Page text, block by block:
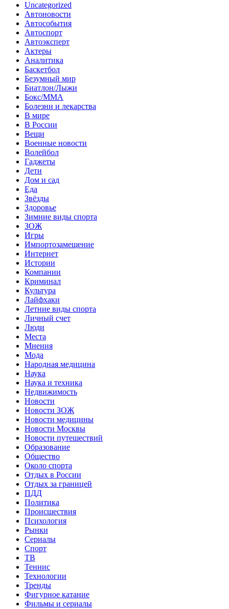
Uncategorized
Автоновости
Автособытия
Автоспорт
Автоэксперт
Актеры
Аналитика
Баскетбол
Безумный мир
Биатлон/Лыжи
Бокс/MMA
Болезни и лекарства
В мире
В России
Вещи
Военные новости
Волейбол
Гаджеты
Дети
Дом и сад
Еда
Звёзды
Здоровье
Зимние виды спорта
ЗОЖ
Игры
Импортозамещение
Интернет
Истории
Компании
Криминал
Культура
Лайфхаки
Летние виды спорта
Личный счет
Люди
Места
Мнения
Мода
Народная медицина
Наука
Наука и техника
Недвижимость
Новости
Новости ЗОЖ
Новости медицины
Новости Москвы
Новости путешествий
Образование
Общество
Около спорта
Отдых в России
Отдых за границей
ПДД
Политика
Происшествия
Психология
Рынки
Сериалы
Спорт
ТВ
Теннис
Технологии
Тренды
Фигурное катание
Фильмы и сериалы